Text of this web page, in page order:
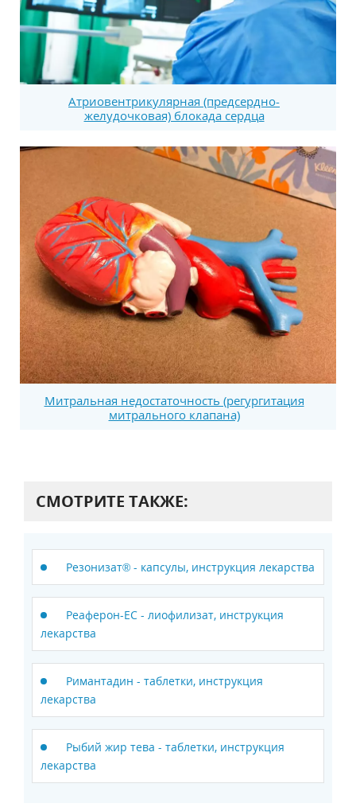
Атриовентрикулярная (предсердно-
желудочковая) блокада сердца
Митральная недостаточность (регургитация
митрального клапана)
СМОТРИТЕ ТАКЖЕ:
Резонизат® - капсулы, инструкция лекарства
Реаферон-ЕС - лиофилизат, инструкция
лекарства
Римантадин - таблетки, инструкция
лекарства
Рыбий жир тева - таблетки, инструкция
лекарства